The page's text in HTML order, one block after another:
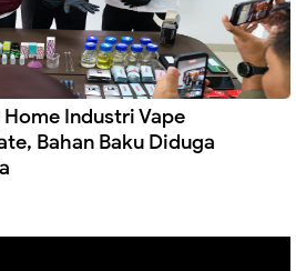
Industri Vape
Bahan Baku Diduga